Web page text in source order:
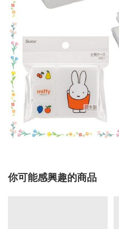
你可能感興趣的商品